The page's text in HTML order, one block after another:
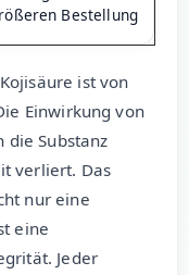
Bestellung
ist von
Einwirkung von
die Substanz
verliert. Das
nur eine
eine
Jeder